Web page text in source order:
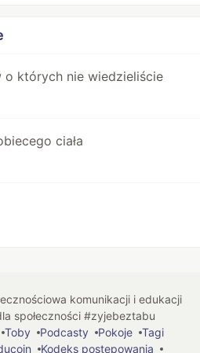
których nie wiedzieliście
ciała
komunikacji i edukacji
społeczności #zyjebeztabu
Toby Podcasty Pokoje
Tagi
Kodeks postępowania